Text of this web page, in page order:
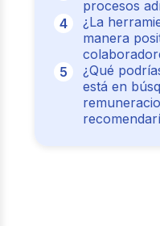
procesos
¿La
manera
¿Qué
está en